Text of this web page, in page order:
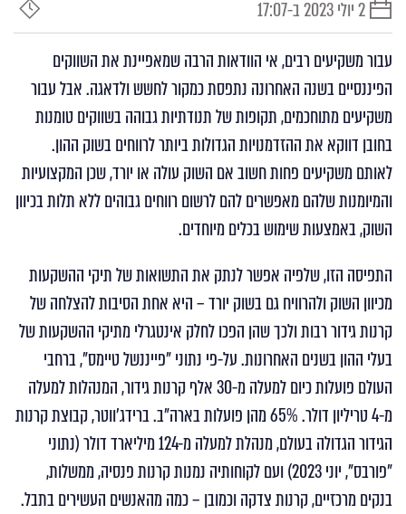
זמן
קריאה
תאריך
פרסום
2 יולי 2023 ב-17:07
עבור משקיעים רבים, אי הוודאות הרבה שמאפיינת את השווקים
הפיננסיים בשנה האחרונה נתפסת כמקור לחשש ולדאגה. אבל עבור
משקיעים מתוחכמים, תקופות של תנודתיות גבוהה בשווקים טומנות
בחובן דווקא את ההזדמנויות הגדולות ביותר לרווחים בשוק ההון.
לאותם משקיעים פחות חשוב אם השוק עולה או יורד, שכן המקצועיות
והמיומנות שלהם מאפשרים להם לרשום רווחים גבוהים ללא תלות בכיוון
השוק, באמצעות שימוש בכלים מיוחדים.
התפיסה הזו, שלפיה אפשר לנתק את התשואות של תיקי ההשקעות
מכיוון השוק ולהרוויח גם בשוק יורד – היא אחת הסיבות להצלחה של
קרנות גידור רבות ולכך שהן הפכו לחלק אינטגרלי מתיקי ההשקעות של
בעלי ההון בשנים האחרונות. על-פי נתוני "פייננשל טיימס", ברחבי
העולם פועלות כיום למעלה מ-30 אלף קרנות גידור, המנהלות למעלה
מ-4 טריליון דולר. 65% מהן פועלות בארה"ב. ברידג'ווטר, קבוצת קרנות
הגידור הגדולה בעולם, מנהלת למעלה מ-124 מיליארד דולר (נתוני
"פורבס", יוני 2023) ועם לקוחותיה נמנות קרנות פנסיה, ממשלות,
בנקים מרכזיים, קרנות צדקה וכמובן – כמה מהאנשים העשירים בתבל.